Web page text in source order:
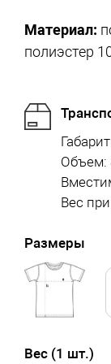
Материал:
полиэстер
Объем:
Вес
Размеры
Вес (1 шт.)